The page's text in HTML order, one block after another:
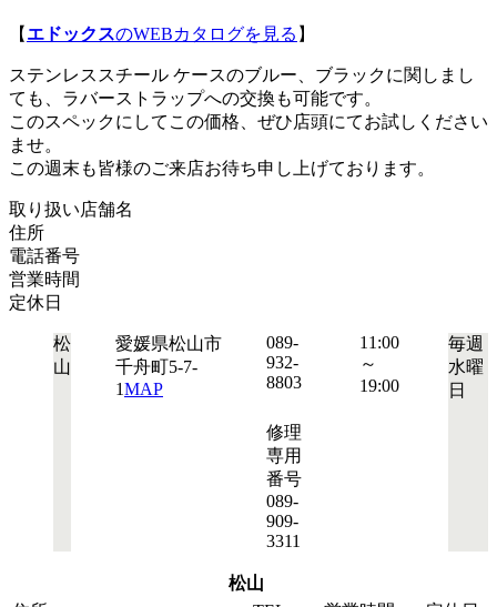
【 エドックスのWEBカタログを見る 】
ステンレススチール ケースのブルー、ブラックに関しまし
ても、ラバーストラップへの交換も可能です。
このスペックにしてこの価格、ぜひ店頭にてお試しください
ませ。
この週末も皆様のご来店お待ち申し上げております。
取り扱い店舗名
住所
電話番号
営業時間
定休日
松
山
愛媛県松山市
千舟町5-7-
1MAP
089-
932-
8803
修理
専用
番号
089-
909-
3311
11:00
～
19:00
毎週
水曜
日
松山